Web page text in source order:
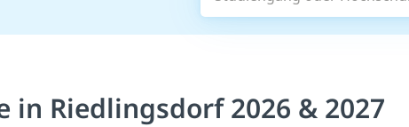
in Riedlingsdorf 2026 & 2027